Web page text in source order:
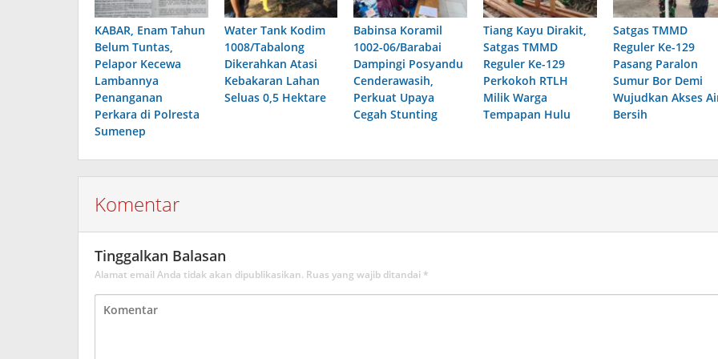
KABAR, Enam Tahun
Belum Tuntas,
Pelapor Kecewa
Lambannya
Penanganan
Perkara di Polresta
Sumenep
Water Tank Kodim
1008/Tabalong
Dikerahkan Atasi
Kebakaran Lahan
Seluas 0,5 Hektare
Babinsa Koramil
1002-06/Barabai
Dampingi Posyandu
Cenderawasih,
Perkuat Upaya
Cegah Stunting
Tiang Kayu Dirakit,
Satgas TMMD
Reguler Ke-129
Perkokoh RTLH
Milik Warga
Tempapan Hulu
Satgas TMMD
Reguler Ke-129
Pasang Paralon
Sumur Bor Demi
Wujudkan Akses
Bersih
Komentar
Tinggalkan Balasan
Alamat email Anda tidak akan dipublikasikan. Ruas yang wajib ditandai *